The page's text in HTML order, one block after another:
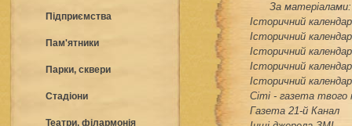
Підприємства
Пам'ятники
Парки, сквери
Стадіони
Театри, філармонія
За матеріалами:
Історичний
Історичний
Історичний
Історичний
Історичний
Сіті - газета твого
Газета 21-й Канал